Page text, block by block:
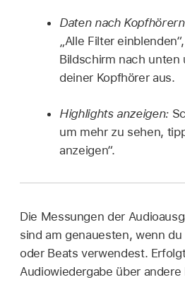
Daten nach
„Alle Filter
Bildschirm nach unten
deiner Kopfhörer aus.
Highlights anzeigen:
um mehr zu sehen,
anzeigen“.
Die Messungen der
sind am genauesten, wenn
oder Beats verwendest.
Audiowiedergabe über